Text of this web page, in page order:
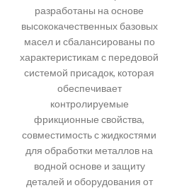
разработаны на основе
высококачественных базовых
масел и сбалансированы по
характеристикам с передовой
системой присадок, которая
обеспечивает
контролируемые
фрикционные свойства,
совместимость с жидкостями
для обработки металлов на
водной основе и защиту
деталей и оборудования от